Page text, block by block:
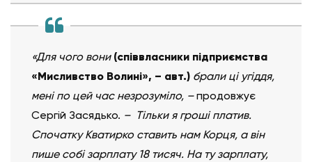
«Для чого вони (співвласники підприємства
«Мисливство Волині», – авт.) брали ці угіддя,
мені по цей час незрозуміло, –продовжує
Сергій Засядько. – Тільки я гроші платив.
Спочатку Кватирко ставить нам Корця, а він
пише собі зарплату 18 тисяч. На ту зарплату,